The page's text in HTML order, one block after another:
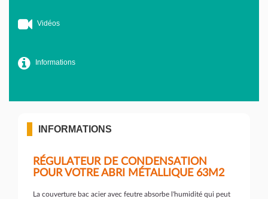
Vidéos
Informations
INFORMATIONS
RÉGULATEUR DE CONDENSATION
POUR VOTRE ABRI MÉTALLIQUE 63M2
La couverture bac acier avec feutre absorbe l'humidité qui peut